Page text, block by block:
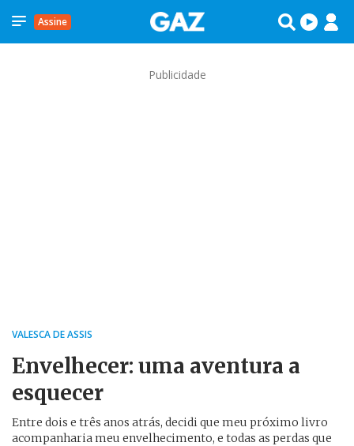
Assine
Publicidade
VALESCA DE ASSIS
Envelhecer: uma aventura a
esquecer
Entre dois e três anos atrás, decidi que meu próximo livro
acompanharia meu envelhecimento, e todas as perdas que